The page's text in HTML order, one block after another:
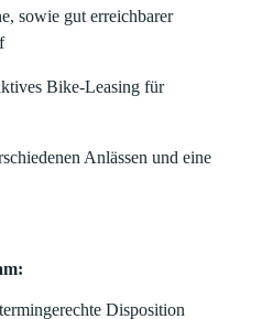
sowie gut erreichbarer
Bike-Leasing für
Anlässen und eine
Disposition